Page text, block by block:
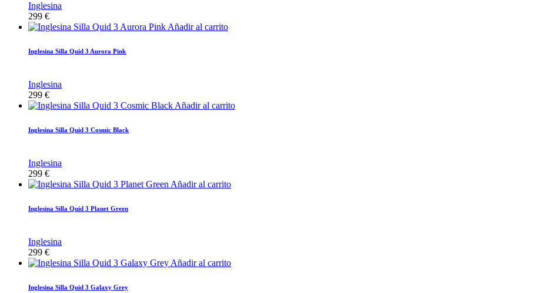
Inglesina
299 €
Añadir al carrito
Inglesina Silla Quid 3 Aurora Pink
Inglesina
299 €
Añadir al carrito
Inglesina Silla Quid 3 Cosmic Black
Inglesina
299 €
Añadir al carrito
Inglesina Silla Quid 3 Planet Green
Inglesina
299 €
Añadir al carrito
Inglesina Silla Quid 3 Galaxy Grey